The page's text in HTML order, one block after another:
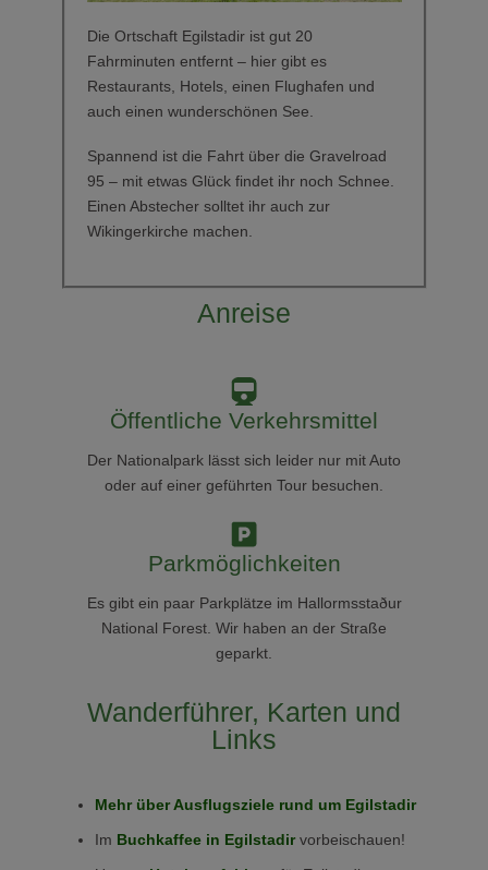
Die Ortschaft Egilstadir ist gut 20
Fahrminuten entfernt – hier gibt es
Restaurants, Hotels, einen Flughafen und
auch einen wunderschönen See.
Spannend ist die Fahrt über die Gravelroad
95 – mit etwas Glück findet ihr noch Schnee.
Einen Abstecher solltet ihr auch zur
Wikingerkirche machen.
Anreise
Öffentliche Verkehrsmittel
Der Nationalpark lässt sich leider nur mit Auto
oder auf einer geführten Tour besuchen.
Parkmöglichkeiten
Es gibt ein paar Parkplätze im Hallormsstaður
National Forest. Wir haben an der Straße
geparkt.
Wanderführer, Karten und
Links
Mehr über Ausflugsziele rund um Egilstadir
Im Buchkaffee in Egilstadirvorbeischauen!